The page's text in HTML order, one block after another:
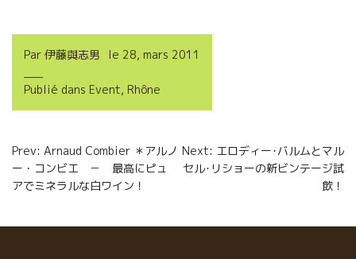
c
b
o
k
i
t
r
a
l
r
a
e
Par 伊藤與志男 le 28, mars 2011
Publié dans Event, Rhône
Navigation
de
Prev: Arnaud Combier ＊アルノ
ー・コンビエ － 最高にピュ
アでミネラルな白ワイン！
Next: エロディー･バルムとマル
セル･リショーの新ビンテージ試
飲！